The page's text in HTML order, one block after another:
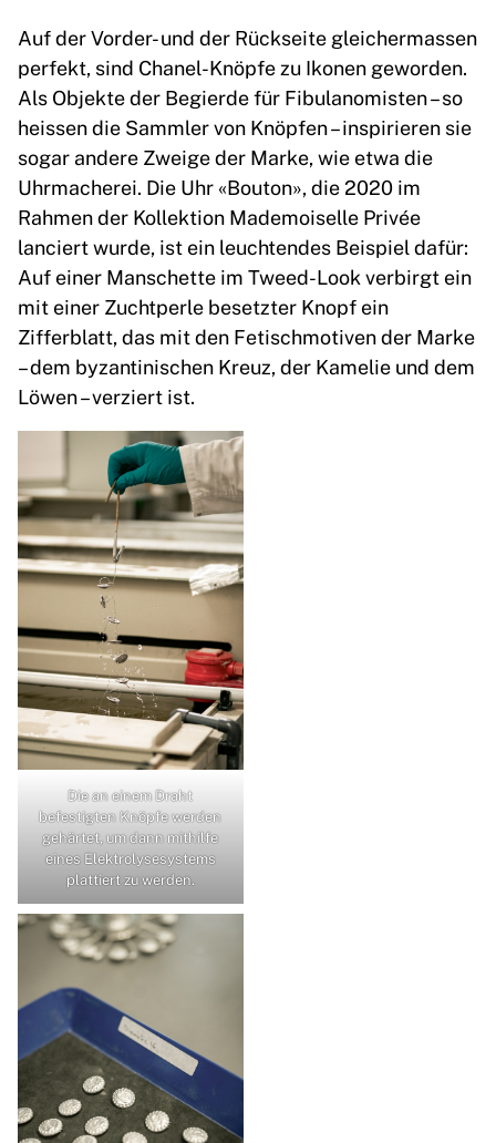
Auf der Vorder- und der Rückseite gleichermassen
perfekt, sind Chanel-Knöpfe zu Ikonen geworden.
Als Objekte der Begierde für Fibulanomisten – so
heissen die Sammler von Knöpfen – inspirieren sie
sogar andere Zweige der Marke, wie etwa die
Uhrmacherei. Die Uhr «Bouton», die 2020 im
Rahmen der Kollektion Mademoiselle Privée
lanciert wurde, ist ein leuchtendes Beispiel dafür:
Auf einer Manschette im Tweed-Look verbirgt ein
mit einer Zuchtperle besetzter Knopf ein
Zifferblatt, das mit den Fetischmotiven der Marke
– dem byzantinischen Kreuz, der Kamelie und dem
Löwen – verziert ist.
Die an einem Draht
befestigten Knöpfe werden
gehärtet, um dann mithilfe
eines Elektrolysesystems
plattiert zu werden.